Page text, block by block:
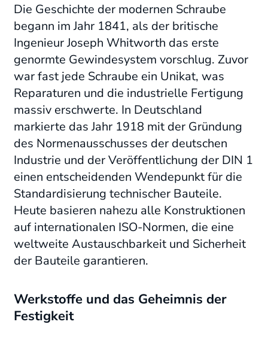
Die Geschichte der modernen Schraube
begann im Jahr 1841, als der britische
Ingenieur Joseph Whitworth das erste
genormte Gewindesystem vorschlug. Zuvor
war fast jede Schraube ein Unikat, was
Reparaturen und die industrielle Fertigung
massiv erschwerte. In Deutschland
markierte das Jahr 1918 mit der Gründung
des Normenausschusses der deutschen
Industrie und der Veröffentlichung der DIN 1
einen entscheidenden Wendepunkt für die
Standardisierung technischer Bauteile.
Heute basieren nahezu alle Konstruktionen
auf internationalen ISO-Normen, die eine
weltweite Austauschbarkeit und Sicherheit
der Bauteile garantieren.
Werkstoffe und das Geheimnis der
Festigkeit